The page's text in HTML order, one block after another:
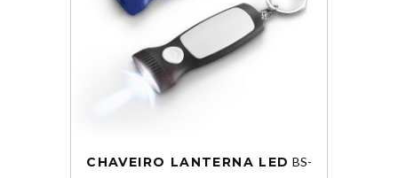
CHAVEIRO LANTERNA LED BS-